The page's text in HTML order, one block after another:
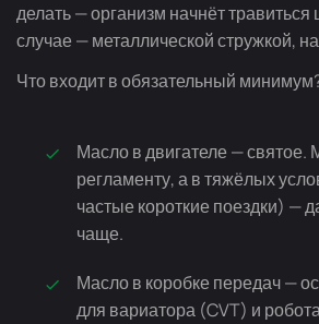
делать — организм начнёт
случае — металлической стружкой,
Что входит в обязательный
Масло в двигателе — святое.
регламенту, а в тяжёлых
частые короткие поездки) —
чаще.
Масло в коробке передач —
для вариатора (CVT) и